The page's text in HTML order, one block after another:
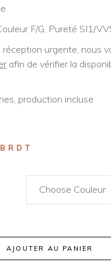
F/G, Pureté SI1/
urgente, nous
afin de vérifier la
production incluse
Choose Couleur
AJOUTER AU PANIER